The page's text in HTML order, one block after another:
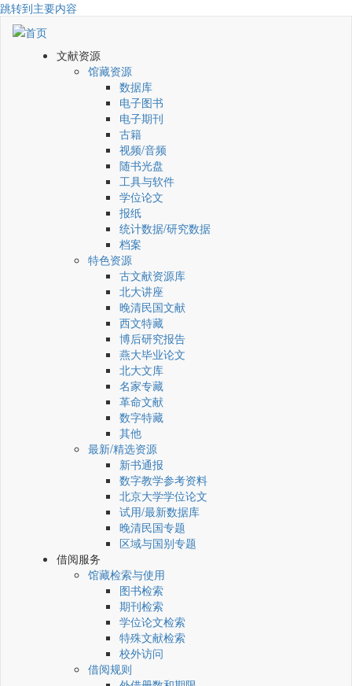
跳转到主要内容
文献资源
馆藏资源
数据库
电子图书
电子期刊
古籍
视频/音频
随书光盘
工具与软件
学位论文
报纸
统计数据/研究数据
档案
特色资源
古文献资源库
北大讲座
晚清民国文献
西文特藏
博后研究报告
燕大毕业论文
北大文库
名家专藏
革命文献
数字特藏
其他
最新/精选资源
新书通报
数字教学参考资料
北京大学学位论文
试用/最新数据库
晚清民国专题
区域与国别专题
借阅服务
馆藏检索与使用
图书检索
期刊检索
学位论文检索
特殊文献检索
校外访问
借阅规则